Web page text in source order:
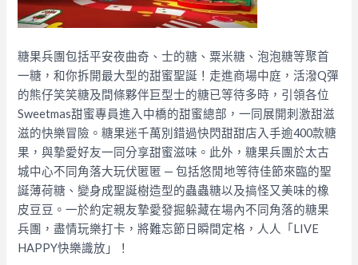
糖果兵團包括平安夜曲奇、士的糖、粟米糖、泡泡糖等聚首
一糖，和你拆開最大型的甜蜜聖誕！走進商場中庭，活潑Q彈
的熊仔笑笑糖及間條夥伴巨型士的糖已等待多時，引領各位
Sweetmas甜蜜專員進入中橋的甜蜜總部，一同展開刺激甜滋
滋的快樂冒險。糖果迷千萬別錯過快閃甜甜店入手逾400款糖
果，與摯愛好友一同分享甜蜜滋味。此外，糖果兵團於太古
城中心不同角落大玩伏匿匿 — 包括悠閒地等待佳節來臨的聖
誕薄荷糖、變身成聖誕樹造型的蟲蟲糖以及搞怪又美味的橡
皮豆豆。一於約定親友摯愛發掘躲藏在場內不同角落的糖果
兵團，盡情玩樂打卡，將難忘節日瞬間定格，人人「LIVE
HAPPY快樂識放」！